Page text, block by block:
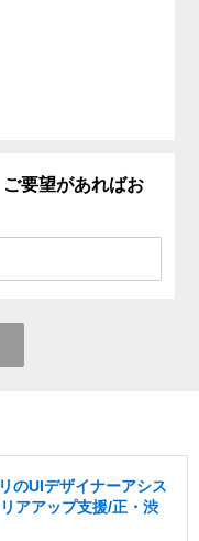
要望があればお
のUIデザイナーアシス
アアップ支援/正・渋